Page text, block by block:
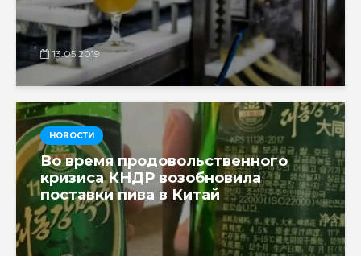
13.05.2019
НОВОСТИ
Во время продовольственного
кризиса КНДР возобновила
поставки пива в Китай